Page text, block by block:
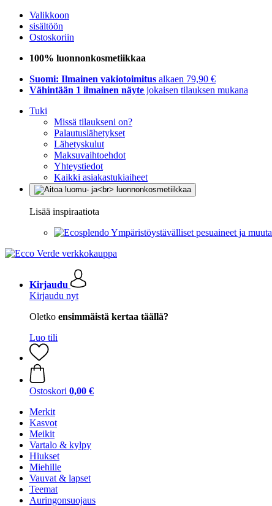
Valikkoon
sisältöön
Ostoskoriin
100% luonnonkosmetiikkaa
Suomi: Ilmainen vakiotoimitus alkaen 79,90 €
Vähintään 1 ilmainen näyte jokaisen tilauksen mukana
Tuki
Missä tilaukseni on?
Palautuslähetykset
Lähetyskulut
Maksuvaihtoehdot
Yhteystiedot
Kaikki asiakastukiaiheet
Lisää inspiraatiota
Ympäristöystävälliset pesuaineet ja muuta
Kirjaudu
Kirjaudu nyt
Oletko ensimmäistä kertaa täällä?
Luo tili
Ostoskori 0,00 €
Merkit
Kasvot
Meikit
Vartalo & kylpy
Hiukset
Miehille
Vauvat & lapset
Teemat
Auringonsuojaus